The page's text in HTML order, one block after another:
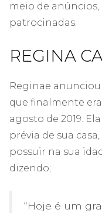
meio de
patrocinadas.
REGINA
Reginae
que finalmente
agosto de 2019.
prévia de sua
possuir na sua
dizendo;
“Hoje é um